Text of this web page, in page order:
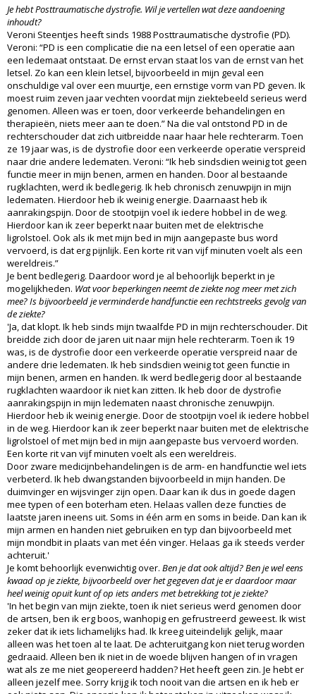
Je hebt Posttraumatische dystrofie. Wil je vertellen wat deze aandoening
inhoudt?
Veroni Steentjes heeft sinds 1988 Posttraumatische dystrofie (PD).
Veroni: “PD is een complicatie die na een letsel of een operatie aan
een ledemaat ontstaat. De ernst ervan staat los van de ernst van het
letsel. Zo kan een klein letsel, bijvoorbeeld in mijn geval een
onschuldige val over een muurtje, een ernstige vorm van PD geven. Ik
moest ruim zeven jaar vechten voordat mijn ziektebeeld serieus werd
genomen. Alleen was er toen, door verkeerde behandelingen en
therapieën, niets meer aan te doen.” Na die val ontstond PD in de
rechterschouder dat zich uitbreidde naar haar hele rechterarm. Toen
ze 19 jaar was, is de dystrofie door een verkeerde operatie verspreid
naar drie andere ledematen. Veroni: “Ik heb sindsdien weinig tot geen
functie meer in mijn benen, armen en handen. Door al bestaande
rugklachten, werd ik bedlegerig. Ik heb chronisch zenuwpijn in mijn
ledematen. Hierdoor heb ik weinig energie. Daarnaast heb ik
aanrakingspijn. Door de stootpijn voel ik iedere hobbel in de weg.
Hierdoor kan ik zeer beperkt naar buiten met de elektrische
ligrolstoel. Ook als ik met mijn bed in mijn aangepaste bus word
vervoerd, is dat erg pijnlijk. Een korte rit van vijf minuten voelt als een
wereldreis.”
Je bent bedlegerig. Daardoor word je al behoorlijk beperkt in je
mogelijkheden. Wat voor beperkingen neemt de ziekte nog meer met zich
mee? Is bijvoorbeeld je verminderde handfunctie een rechtstreeks gevolg van
de ziekte?
'Ja, dat klopt. Ik heb sinds mijn twaalfde PD in mijn rechterschouder. Dit
breidde zich door de jaren uit naar mijn hele rechterarm. Toen ik 19
was, is de dystrofie door een verkeerde operatie verspreid naar de
andere drie ledematen. Ik heb sindsdien weinig tot geen functie in
mijn benen, armen en handen. Ik werd bedlegerig door al bestaande
rugklachten waardoor ik niet kan zitten. Ik heb door de dystrofie
aanrakingspijn in mijn ledematen naast chronische zenuwpijn.
Hierdoor heb ik weinig energie. Door de stootpijn voel ik iedere hobbel
in de weg. Hierdoor kan ik zeer beperkt naar buiten met de elektrische
ligrolstoel of met mijn bed in mijn aangepaste bus vervoerd worden.
Een korte rit van vijf minuten voelt als een wereldreis.
Door zware medicijnbehandelingen is de arm- en handfunctie wel iets
verbeterd. Ik heb dwangstanden bijvoorbeeld in mijn handen. De
duimvinger en wijsvinger zijn open. Daar kan ik dus in goede dagen
mee typen of een boterham eten. Helaas vallen deze functies de
laatste jaren ineens uit. Soms in één arm en soms in beide. Dan kan ik
mijn armen en handen niet gebruiken en typ dan bijvoorbeeld met
mijn mondbit in plaats van met één vinger. Helaas ga ik steeds verder
achteruit.'
Je komt behoorlijk evenwichtig over. Ben je dat ook altijd? Ben je wel eens
kwaad op je ziekte, bijvoorbeeld over het gegeven dat je er daardoor maar
heel weinig opuit kunt of op iets anders met betrekking tot je ziekte?
'In het begin van mijn ziekte, toen ik niet serieus werd genomen door
de artsen, ben ik erg boos, wanhopig en gefrustreerd geweest. Ik wist
zeker dat ik iets lichamelijks had. Ik kreeg uiteindelijk gelijk, maar
alleen was het toen al te laat. De achteruitgang kon niet terug worden
gedraaid. Alleen ben ik niet in de woede blijven hangen of in vragen
wat als ze me niet geopereerd hadden? Het heeft geen zin. Je hebt er
alleen jezelf mee. Sorry krijg ik toch nooit van die artsen en ik heb er